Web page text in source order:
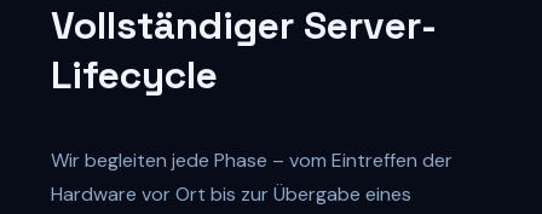
Vollständiger Server-
Lifecycle
Wir begleiten jede Phase – vom Eintreffen der
Hardware vor Ort bis zur Übergabe eines